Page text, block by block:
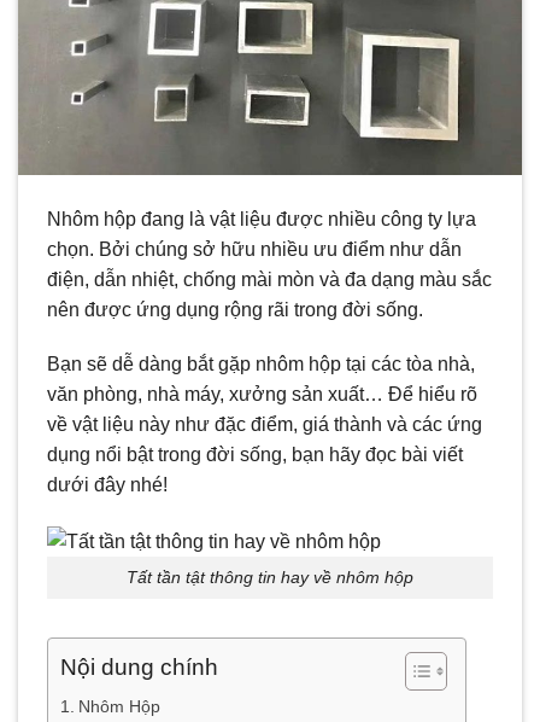
Nhôm hộp đang là vật liệu được nhiều công ty lựa
chọn. Bởi chúng sở hữu nhiều ưu điểm như dẫn
điện, dẫn nhiệt, chống mài mòn và đa dạng màu sắc
nên được ứng dụng rộng rãi trong đời sống.
Bạn sẽ dễ dàng bắt gặp nhôm hộp tại các tòa nhà,
văn phòng, nhà máy, xưởng sản xuất… Để hiểu rõ
về vật liệu này như đặc điểm, giá thành và các ứng
dụng nổi bật trong đời sống, bạn hãy đọc bài viết
dưới đây nhé!
Tất tần tật thông tin hay về nhôm hộp
Nội dung chính
Nhôm Hộp